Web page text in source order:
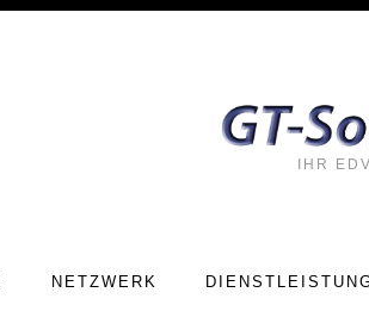
IHR
NETZWERK